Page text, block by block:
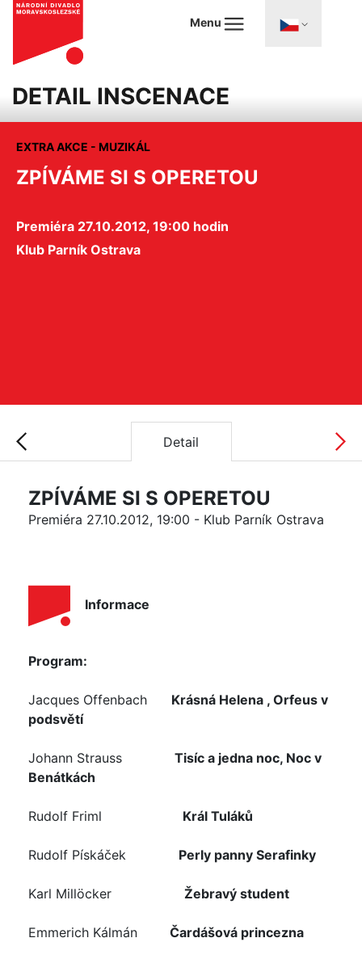
Menu
DETAIL INSCENACE
EXTRA AKCE - MUZIKÁL
ZPÍVÁME SI S OPERETOU
Premiéra 27.10.2012, 19:00 hodin
Klub Parník Ostrava
Detail
ZPÍVÁME SI S OPERETOU
Premiéra 27.10.2012, 19:00 - Klub Parník Ostrava
Informace
Program:
Jacques Offenbach Krásná Helena , Orfeus v
podsvětí
Johann Strauss Tisíc a jedna noc, Noc v
Benátkách
Rudolf Friml Král Tuláků
Rudolf Pískáček Perly panny Serafinky
Karl Millöcker Žebravý student
Emmerich Kálmán Čardášová princezna